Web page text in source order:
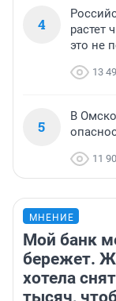
4
растет
это не
13
5
В
11
МНЕНИЕ
Мой банк
бережет.
хотела
тысяч,